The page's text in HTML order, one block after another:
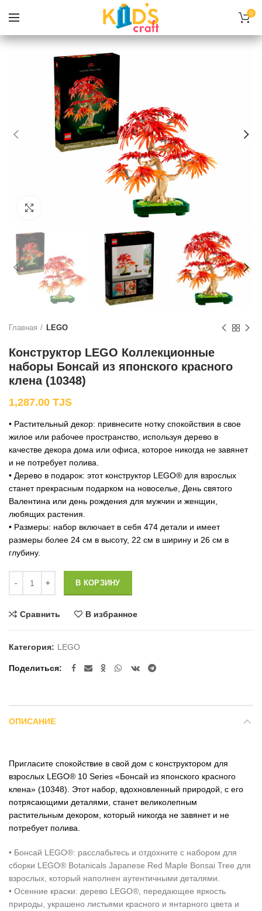
0
Нажмите, чтобы увеличить
Главная LEGO
Конструктор LEGO Коллекционные
наборы Бонсай из японского красного
клена (10348)
1,287.00 TJS
• Растительный декор: привнесите нотку спокойствия в свое
жилое или рабочее пространство, используя дерево в
качестве декора дома или офиса, которое никогда не завянет
и не потребует полива.
• Дерево в подарок: этот конструктор LEGO® для взрослых
станет прекрасным подарком на новоселье, День святого
Валентина или день рождения для мужчин и женщин,
любящих растения.
• Размеры: набор включает в себя 474 детали и имеет
размеры более 24 см в высоту, 22 см в ширину и 26 см в
глубину.
В КОРЗИНУ
Сравнить В избранное
Категория: LEGO
Поделиться
ОПИСАНИЕ
Пригласите спокойствие в свой дом с конструктором для
взрослых LEGO® 10 Series «Бонсай из японского красного
клена» (10348). Этот набор, вдохновленный природой, с его
потрясающими деталями, станет великолепным
растительным декором, который никогда не завянет и не
потребует полива.
• Бонсай LEGO®: расслабьтесь и отдохните с набором для
сборки LEGO® Botanicals Japanese Red Maple Bonsai Tree для
взрослых, который наполнен аутентичными деталями.
• Осенние краски: дерево LEGO®, передающее яркость
природы, украшено листьями красного и янтарного цвета и